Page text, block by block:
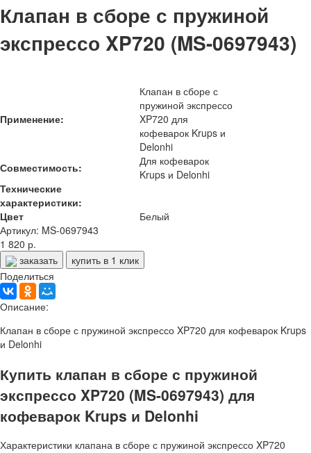
Клапан в сборе с пружиной
экспрессо XP720 (MS-0697943)
Применение:
Клапан в сборе с
пружиной экспрессо
XP720 для
кофеварок Krups и
Delonhi
Совместимость:
Для кофеварок
Krups и Delonhi
Технические
характеристики:
Цвет
Белый
Артикул: MS-0697943
1 820 р.
заказать
купить в 1 клик
Поделиться
Описание:
Клапан в сборе с пружиной экспрессо XP720 для кофеварок Krups
и Delonhi
Купить клапан в сборе с пружиной
экспрессо XP720 (MS-0697943) для
кофеварок Krups и Delonhi
Характеристики клапана в сборе с пружиной экспрессо XP720